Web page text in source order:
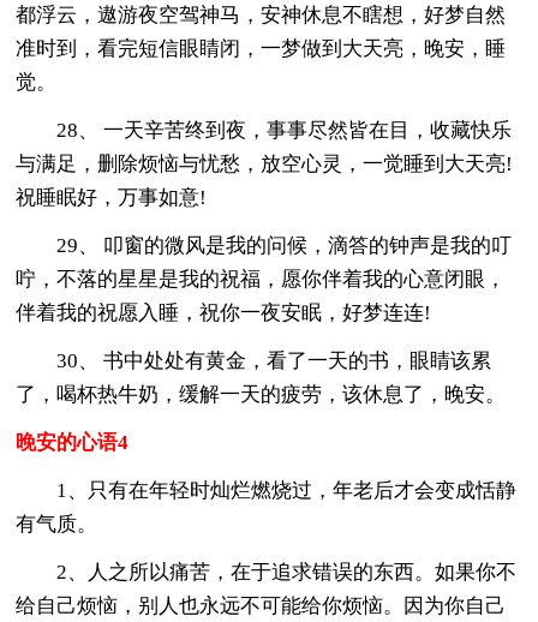
都浮云，遨游夜空驾神马，安神休息不瞎想，好梦自然
准时到，看完短信眼睛闭，一梦做到大天亮，晚安，睡
觉。
28、 一天辛苦终到夜，事事尽然皆在目，收藏快乐
与满足，删除烦恼与忧愁，放空心灵，一觉睡到大天亮!
祝睡眠好，万事如意!
29、 叩窗的微风是我的问候，滴答的钟声是我的叮
咛，不落的星星是我的祝福，愿你伴着我的心意闭眼，
伴着我的祝愿入睡，祝你一夜安眠，好梦连连!
30、 书中处处有黄金，看了一天的书，眼睛该累
了，喝杯热牛奶，缓解一天的疲劳，该休息了，晚安。
晚安的心语4
1、只有在年轻时灿烂燃烧过，年老后才会变成恬静
有气质。
2、人之所以痛苦，在于追求错误的东西。如果你不
给自己烦恼，别人也永远不可能给你烦恼。因为你自己